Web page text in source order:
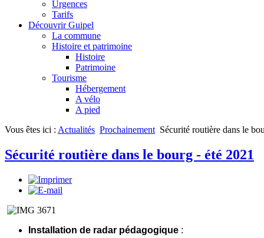
Urgences
Tarifs
Découvrir Guipel
La commune
Histoire et patrimoine
Histoire
Patrimoine
Tourisme
Hébergement
A vélo
A pied
Vous êtes ici : Actualités Prochainement Sécurité routière dans le
Sécurité routière dans le bourg - été 2021
Installation de radar pédagogique :